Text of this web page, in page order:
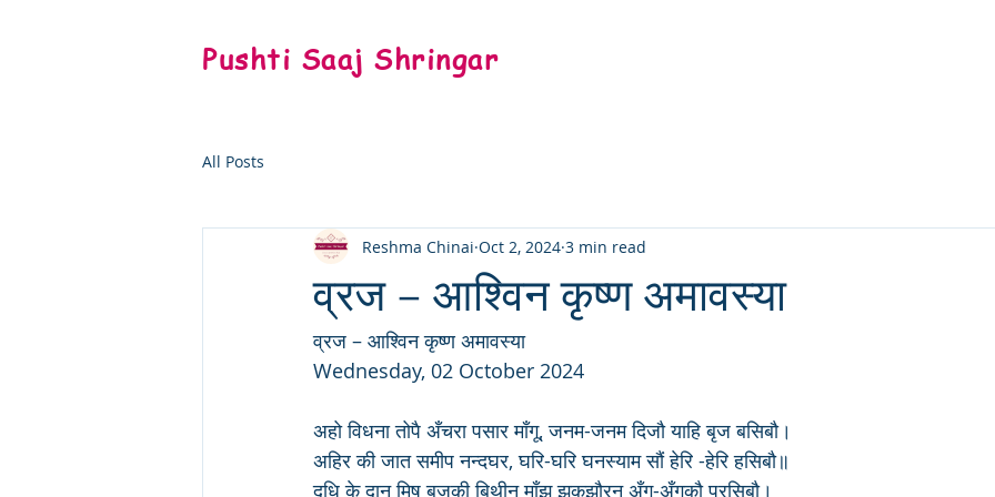
Pushti Saaj Shringar
All Posts
व्रज – आश्विन कृष्ण अमावस्या
Reshma Chinai Oct 2, 2024 3 min read
व्रज – आश्विन कृष्ण अमावस्या
Wednesday, 02 October 2024
अहो विधना तोपै अँचरा पसार माँगू, जनम-जनम दिजौ याहि बृज बसिबौ।
अहिर की जात समीप नन्दघर, घरि-घरि घनस्याम सौं हेरि -हेरि हसिबौ॥
दधि के दान मिष बृजकी बिथीन माँझ झकझौरन अँग-अँगकौ परसिबौ।